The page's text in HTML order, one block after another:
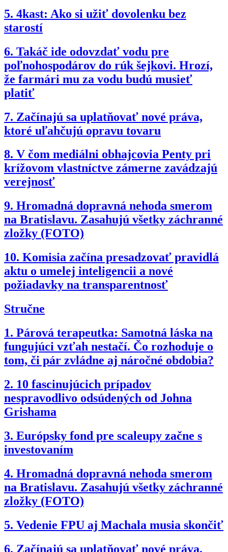
5. 4kast: Ako si užiť dovolenku bez
starostí
6. Takáč ide odovzdať vodu pre
poľnohospodárov do rúk šejkovi. Hrozí,
že farmári mu za vodu budú musieť
platiť
7. Začínajú sa uplatňovať nové práva,
ktoré uľahčujú opravu tovaru
8. V čom mediálni obhajcovia Penty pri
krížovom vlastníctve zámerne zavádzajú
verejnosť
9. Hromadná dopravná nehoda smerom
na Bratislavu. Zasahujú všetky záchranné
zložky (FOTO)
10. Komisia začína presadzovať pravidlá
aktu o umelej inteligencii a nové
požiadavky na transparentnosť
Stručne
1. Párová terapeutka: Samotná láska na
fungujúci vzťah nestačí. Čo rozhoduje o
tom, či pár zvládne aj náročné obdobia?
2. 10 fascinujúcich prípadov
nespravodlivo odsúdených od Johna
Grishama
3. Európsky fond pre scaleupy začne s
investovaním
4. Hromadná dopravná nehoda smerom
na Bratislavu. Zasahujú všetky záchranné
zložky (FOTO)
5. Vedenie FPU aj Machala musia skončiť
6. Začínajú sa uplatňovať nové práva,